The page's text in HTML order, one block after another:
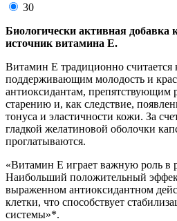
30
Биологически активная
источник витамина Е.
Витамин Е традиционно считается
поддерживающим молодость и
антиоксидантам, препятствующим
старению и, как следствие,
тонуса и эластичности кожи. За
гладкой желатиновой оболочки
проглатываются.
«Витамин Е играет важную роль в
Наибольший положительный
выраженном антиоксидантном
клетки, что способствует
системы»*.